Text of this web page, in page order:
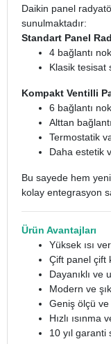
Daikin panel
sunulmaktadır:
Standart Panel
4 bağlantı
Klasik tesisat
Kompakt Ventilli
6 bağlantı
Alttan
Termostatik
Daha estetik
Bu sayede hem
kolay entegrasyon
Ürün Avantajları
Yüksek ısı
Çift panel çift
Dayanıklı ve
Modern ve
Geniş ölçü
Hızlı ısınma
10 yıl garanti